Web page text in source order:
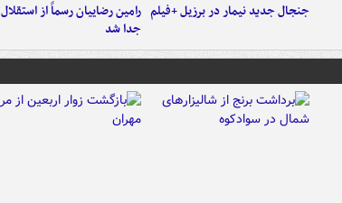
جنجال جدید نیمار در برزیل +فیلم رامین رضاییان رسماً از استقلال
جدا شد